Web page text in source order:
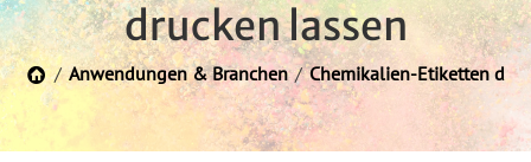
drucken lassen
/ Anwendungen & Branchen / Chemikalien-Etiketten